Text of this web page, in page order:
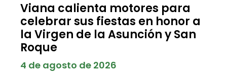
Viana calienta motores para
celebrar sus fiestas en honor a
la Virgen de la Asunción y San
Roque
4 de agosto de 2026